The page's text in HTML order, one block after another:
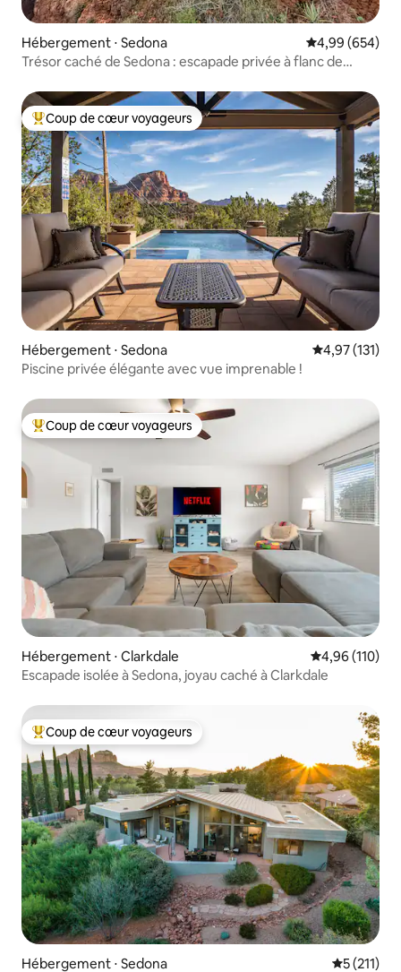
Hébergement ⋅ Sedona Évaluation
4,99 (654)
Trésor caché de Sedona : escapade privée à flanc de
Coups de cœur voyageurs les plus appréciés
Coup de cœur voyageurs
Hébergement ⋅ Sedona Évaluation
4,97 (131)
Piscine privée élégante avec vue imprenable !
Coups de cœur voyageurs les plus appréciés
Coup de cœur voyageurs
Hébergement ⋅ Clarkdale Évaluation
4,96 (110)
Escapade isolée à Sedona, joyau caché à Clarkdale
Coups de cœur voyageurs les plus appréciés
Coup de cœur voyageurs
Hébergement ⋅ Sedona Évaluation
5 (211)